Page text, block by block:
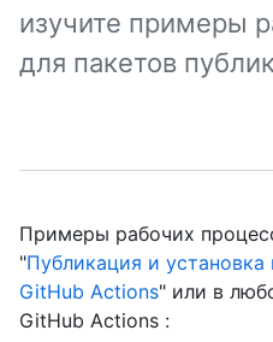
изучите примеры
для пакетов
Примеры рабочих
"Публикация и
GitHub Actions" или в
GitHub Actions :